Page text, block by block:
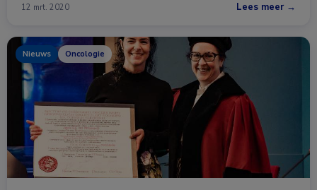
12 mrt. 2020 Lees meer →
Nieuws Oncologie